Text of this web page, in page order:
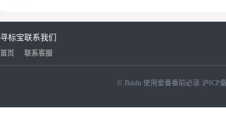
寻标宝
首页
联系我们
联系客服
© Baidu 使用爱番番前必读 沪ICP